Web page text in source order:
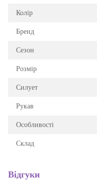
Колір
Бренд
Сезон
Розмір
Силует
Рукав
Особливості
Склад
Відгуки